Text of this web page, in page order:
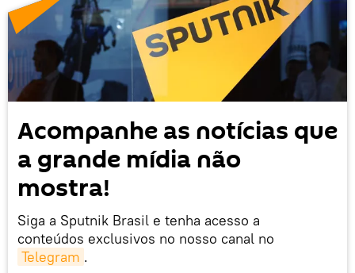
Acompanhe as notícias que
a grande mídia não
mostra!
Siga a Sputnik Brasil e tenha acesso a
conteúdos exclusivos no nosso canal no
Telegram .